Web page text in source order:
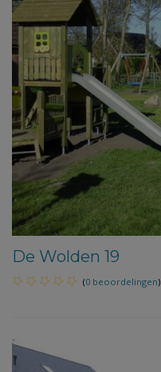
De Wolden 19
(0 beoordelingen)